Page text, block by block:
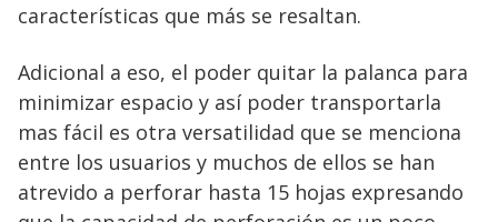
características que más se resaltan.
Adicional a eso, el poder quitar la palanca para
minimizar espacio y así poder transportarla
mas fácil es otra versatilidad que se menciona
entre los usuarios y muchos de ellos se han
atrevido a perforar hasta 15 hojas expresando